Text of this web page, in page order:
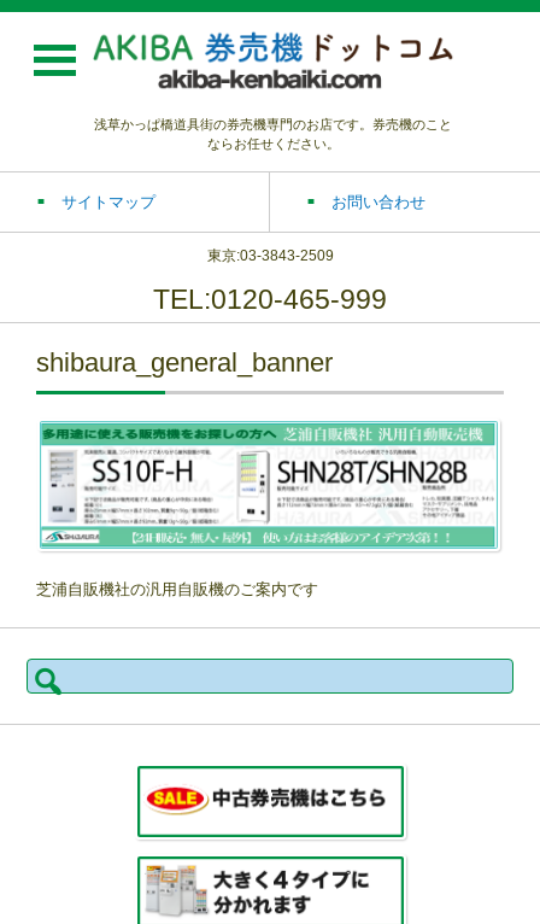
浅草かっぱ橋道具街の券売機専門のお店です。券売機のこと
ならお任せください。
サイトマップ お問い合わせ
東京:03-3843-2509
TEL:0120-465-999
shibaura_general_banner
芝浦自販機社の汎用自販機のご案内です
検
索: